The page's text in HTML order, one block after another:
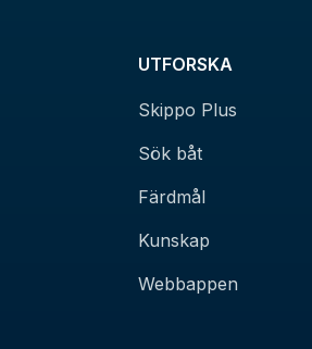
UTFORSKA
Skippo Plus
Sök båt
Färdmål
Kunskap
Webbappen